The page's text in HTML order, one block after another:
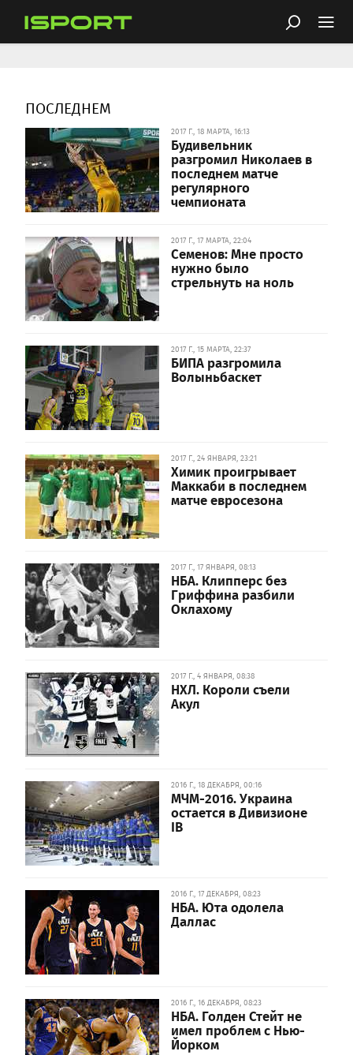
ПОСЛЕДНЕМ
2017 Г., 18 МАРТА, 16:13
Будивельник
разгромил Николаев в
последнем матче
регулярного
чемпионата
2017 Г., 17 МАРТА, 22:04
Семенов: Мне просто
нужно было
стрельнуть на ноль
2017 Г., 15 МАРТА, 22:37
БИПА разгромила
Волыньбаскет
2017 Г., 24 ЯНВАРЯ, 23:21
Химик проигрывает
Маккаби в последнем
матче евросезона
2017 Г., 17 ЯНВАРЯ, 08:13
НБА. Клипперс без
Гриффина разбили
Оклахому
2017 Г., 4 ЯНВАРЯ, 08:38
НХЛ. Короли съели
Акул
2016 Г., 18 ДЕКАБРЯ, 00:16
МЧМ-2016. Украина
остается в Дивизионе
IB
2016 Г., 17 ДЕКАБРЯ, 08:23
НБА. Юта одолела
Даллас
2016 Г., 16 ДЕКАБРЯ, 08:23
НБА. Голден Стейт не
имел проблем с Нью-
Йорком